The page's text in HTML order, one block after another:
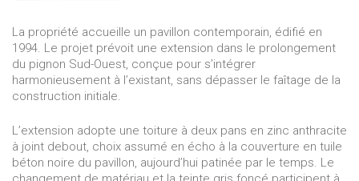
La propriété accueille un pavillon contemporain, édifié en
1994. Le projet prévoit une extension dans le prolongement
du pignon Sud-Ouest, conçue pour s’intégrer
harmonieusement à l’existant, sans dépasser le faîtage de la
construction initiale.
L’extension adopte une toiture à deux pans en zinc anthracite
à joint debout, choix assumé en écho à la couverture en tuile
béton noire du pavillon, aujourd’hui patinée par le temps. Le